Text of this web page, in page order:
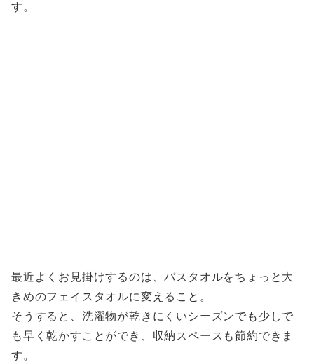
す。
最近よくお見掛けするのは、バスタオルをちょっと大
きめのフェイスタオルに変えること。
そうすると、洗濯物が乾きにくいシーズンでも少しで
も早く乾かすことができ、収納スペースも節約できま
す。